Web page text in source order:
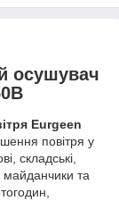
осушувач
Eurgeen
повітря у
складські,
майданчики та